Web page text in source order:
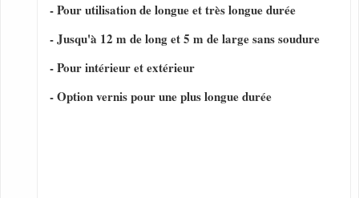
- Pour utilisation de longue et très longue durée
- Jusqu'à 12 m de long et 5 m de large sans soudure
- Pour intérieur et extérieur
- Option vernis pour une plus longue durée